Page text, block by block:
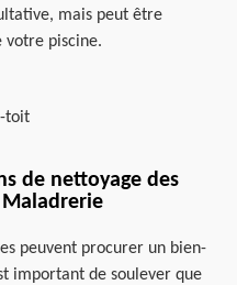
mais peut être
piscine.
de nettoyage des
Maladrerie
peuvent procurer un bien-
important de soulever que